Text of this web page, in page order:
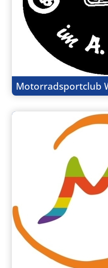
Motorradsportclub